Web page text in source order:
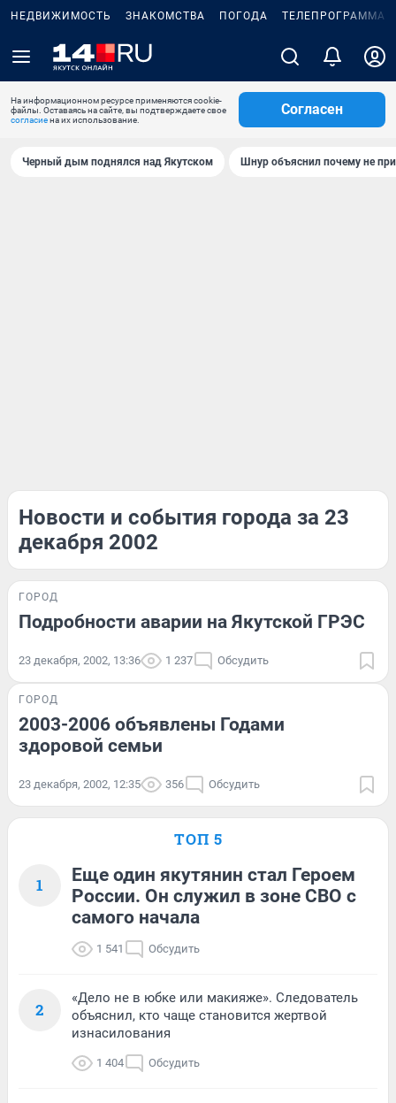
НЕДВИЖИМОСТЬ ЗНАКОМСТВА ПОГОДА ТЕЛЕПРОГРАММА
На информационном ресурсе применяются cookie-
файлы. Оставаясь на сайте, вы подтверждаете свое
согласиена их использование.
Согласен
Черный дым поднялся над Якутском Шнур объяснил почему не
Новости и события города за 23
декабря 2002
ГОРОД
Подробности аварии на Якутской ГРЭС
23 декабря, 2002, 13:36 1 237 Обсудить
ГОРОД
2003-2006 объявлены Годами
здоровой семьи
23 декабря, 2002, 12:35 356 Обсудить
ТОП 5
1
Еще один якутянин стал Героем
России. Он служил в зоне СВО с
самого начала
1 541 Обсудить
2
«Дело не в юбке или макияже». Следователь
объяснил, кто чаще становится жертвой
изнасилования
1 404 Обсудить